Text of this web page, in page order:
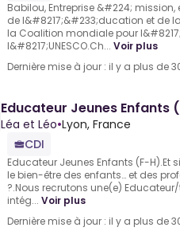
Babilou, Entreprise &#224;
de l&#8217;&#233;ducation et de
la Coalition mondiale pour
l&#8217;UNESCO.Ch... Voir plus
Dernière mise à jour : il y a plus de
Educateur Jeunes Enfants
Léa et Léo•Lyon, France
CDI
Educateur Jeunes Enfants (F-H).Et
le bien-être des enfants… et des
?.Nous recrutons une(e)
intég... Voir plus
Dernière mise à jour : il y a plus de